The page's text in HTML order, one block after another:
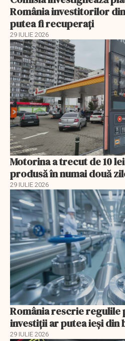
România investitorilor
putea fi recuperați
29 IULIE 2026
Motorina a trecut de 10
produsă în numai două
29 IULIE 2026
România rescrie regulile
investiții ar putea ieși din
29 IULIE 2026